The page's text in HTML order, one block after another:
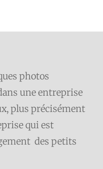
photos
une entreprise
plus précisément
qui est
des petits